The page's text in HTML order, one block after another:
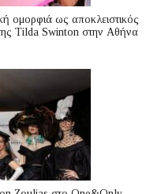
ομορφιά ως αποκλειστικός
Tilda Swinton στην Αθήνα